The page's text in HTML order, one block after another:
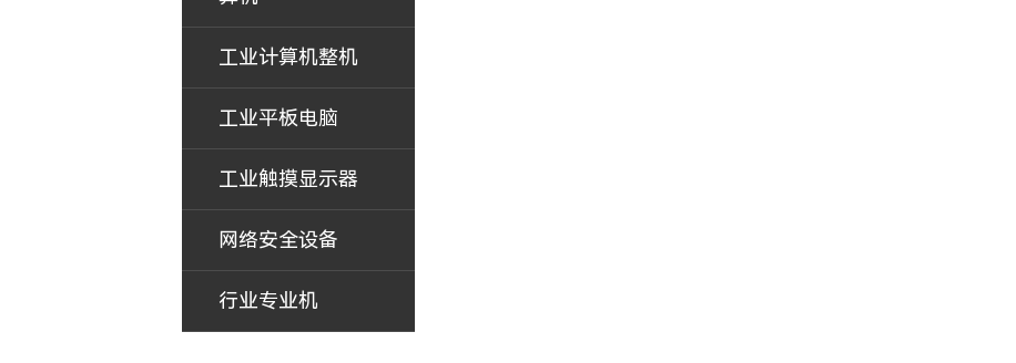
工业计算机整机
工业平板电脑
工业触摸显示器
网络安全设备
行业专业机